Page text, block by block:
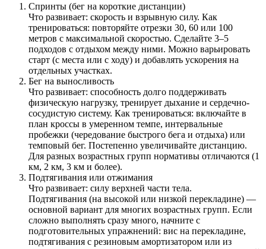
Спринты (бег на короткие дистанции)
Что развивает: скорость и взрывную силу. Как
тренироваться: повторяйте отрезки 30, 60 или 100
метров с максимальной скоростью. Сделайте 3–5
подходов с отдыхом между ними. Можно варьировать
старт (с места или с ходу) и добавлять ускорения на
отдельных участках.
Бег на выносливость
Что развивает: способность долго поддерживать
физическую нагрузку, тренирует дыхание и сердечно-
сосудистую систему. Как тренироваться: включайте в
план кроссы в умеренном темпе, интервальные
пробежки (чередование быстрого бега и отдыха) или
темповый бег. Постепенно увеличивайте дистанцию.
Для разных возрастных групп нормативы отличаются (1
км, 2 км, 3 км и более).
Подтягивания или отжимания
Что развивает: силу верхней части тела.
Подтягивания (на высокой или низкой перекладине) —
основной вариант для многих возрастных групп. Если
сложно выполнять сразу много, начните с
подготовительных упражнений: вис на перекладине,
подтягивания с резиновым амортизатором или из